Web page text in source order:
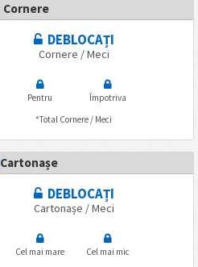
Cornere
DEBLOCAȚI
Cornere / Meci
Pentru
Împotriva
*Total Cornere / Meci
Cartonașe
DEBLOCAȚI
Cartonașe / Meci
Cel mai mare
Cel mai mic